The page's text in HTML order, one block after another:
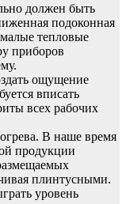
должен быть
подоконная
тепловые
приборов
ощущение
вписать
всех рабочих
В наше время
продукции
плинтусными.
уровень